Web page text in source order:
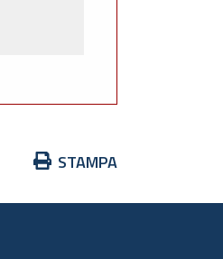
Azioni
documento
STAMPA